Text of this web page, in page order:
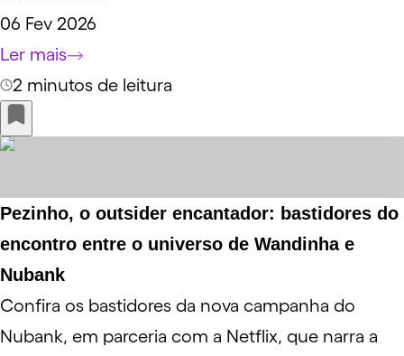
06 Fev 2026
Ler mais
2 minutos de leitura
Pezinho, o outsider encantador: bastidores do
encontro entre o universo de Wandinha e
Nubank
Confira os bastidores da nova campanha do
Nubank, em parceria com a Netflix, que narra a